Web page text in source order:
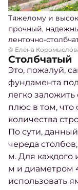
Тяжелому и
прочный,
ленточно-
© Елена
Столбчатый
Это, пожалуй,
фундамента
легко
плюс в том, что
количества
По сути,
череда
м. Для каждого
м и диаметром
использовать